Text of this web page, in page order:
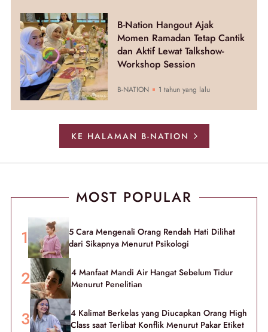
B-Nation Hangout Ajak
Momen Ramadan Tetap Cantik
dan Aktif Lewat Talkshow-
Workshop Session
B-NATION 1 tahun yang lalu
KE HALAMAN B-NATION
MOST POPULAR
5 Cara Mengenali Orang Rendah Hati Dilihat
dari Sikapnya Menurut Psikologi
4 Manfaat Mandi Air Hangat Sebelum Tidur
Menurut Penelitian
4 Kalimat Berkelas yang Diucapkan Orang High
Class saat Terlibat Konflik Menurut Pakar Etiket